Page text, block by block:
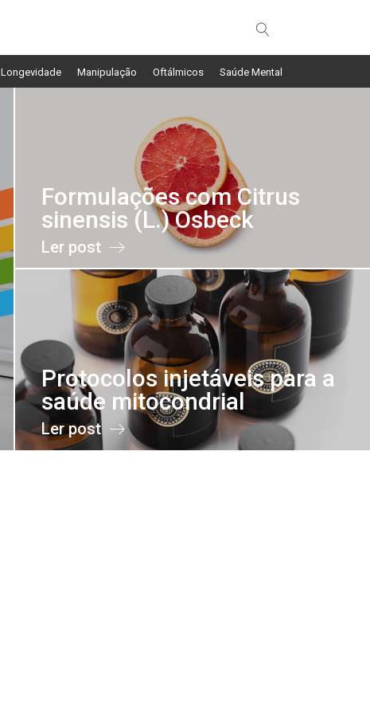
Longevidade Manipulação Oftálmicos Saúde Mental
Formulações com Citrus
sinensis (L.) Osbeck
Ler post
Protocolos injetáveis para a
saúde mitocondrial
Ler post